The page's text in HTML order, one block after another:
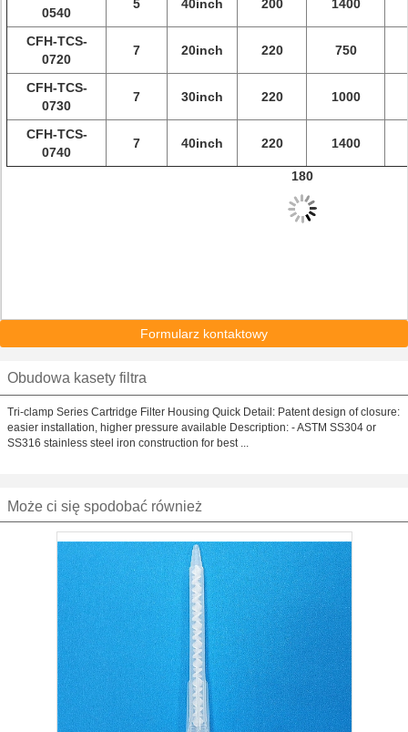
0540
5 40inch 200 1400
CFH-TCS-
0720
7 20inch 220 750
CFH-TCS-
0730
7 30inch 220 1000
CFH-TCS-
0740
7 40inch 220 1400
180
Formularz kontaktowy
Obudowa kasety filtra
Tri-clamp Series Cartridge Filter Housing Quick Detail: Patent design of closure:
easier installation, higher pressure available Description: - ASTM SS304 or
SS316 stainless steel iron construction for best ...
Może ci się spodobać również